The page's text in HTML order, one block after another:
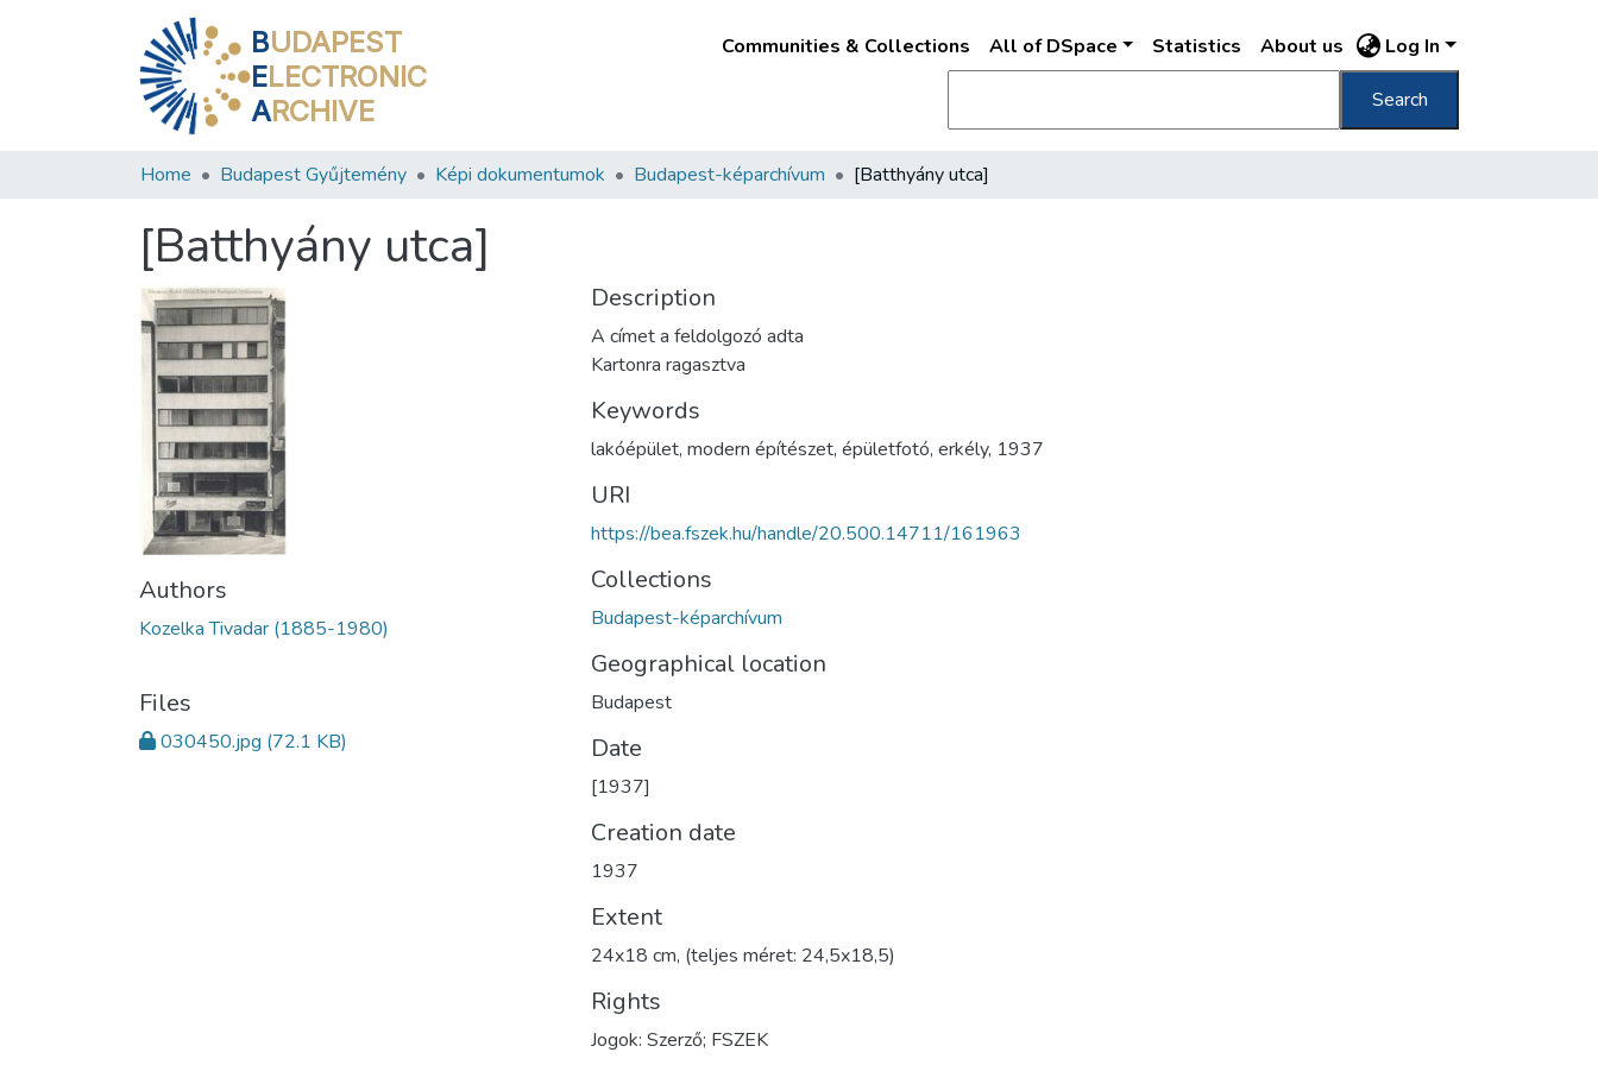
BUDAPEST
ELECTRONIC
ARCHIVE
Communities & Collections All of DSpace Statistics About us Log In
Search
Home Budapest Gyűjtemény Képi dokumentumok Budapest-képarchívum [Batthyány utca]
[Batthyány utca]
Authors
Kozelka Tivadar (1885-1980)
Files
030450.jpg (72.1 KB)
Description
A címet a feldolgozó adta
Kartonra ragasztva
Keywords
lakóépület, modern építészet, épületfotó, erkély, 1937
URI
https://bea.fszek.hu/handle/20.500.14711/161963
Collections
Budapest-képarchívum
Geographical location
Budapest
Date
[1937]
Creation date
1937
Extent
24x18 cm, (teljes méret: 24,5x18,5)
Rights
Jogok: Szerző; FSZEK